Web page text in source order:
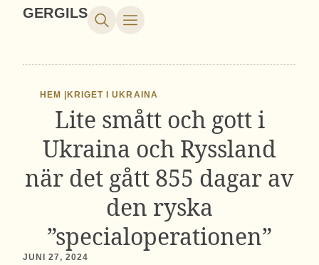
GERGILS
HEM | KRIGET I UKRAINA
Lite smått och gott i
Ukraina och Ryssland
när det gått 855 dagar av
den ryska
”specialoperationen”
JUNI 27, 2024